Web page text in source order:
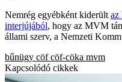
Nemrég egyébként kiderült az
interjújából, hogy az MVM
állami szerv, a Nemzeti
bűnügy cöf cöf-cöka mvm
Kapcsolódó cikkek